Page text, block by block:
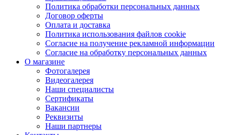
Политика обработки персональных данных
Договор оферты
Оплата и доставка
Политика использования файлов cookie
Согласие на получение рекламной информации
Согласие на обработку персональных данных
О магазине
Фотогалерея
Видеогалерея
Наши специалисты
Сертификаты
Вакансии
Реквизиты
Наши партнеры